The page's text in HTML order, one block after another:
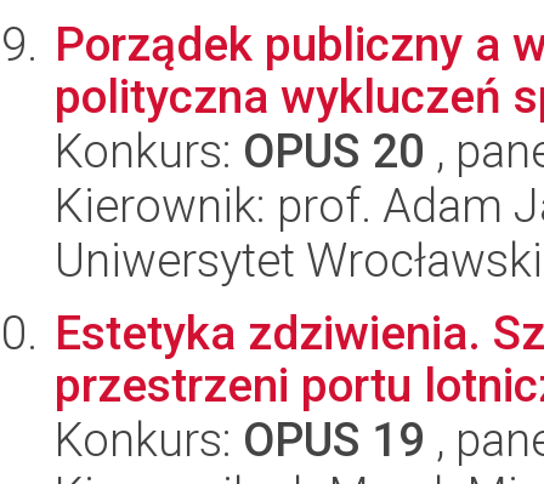
Porządek publiczny a
polityczna wykluczeń
Konkurs: OPUS 20 ,
Kierownik: prof. Adam
Uniwersytet
Estetyka zdziwienia.
przestrzeni portu
Konkurs: OPUS 19 ,